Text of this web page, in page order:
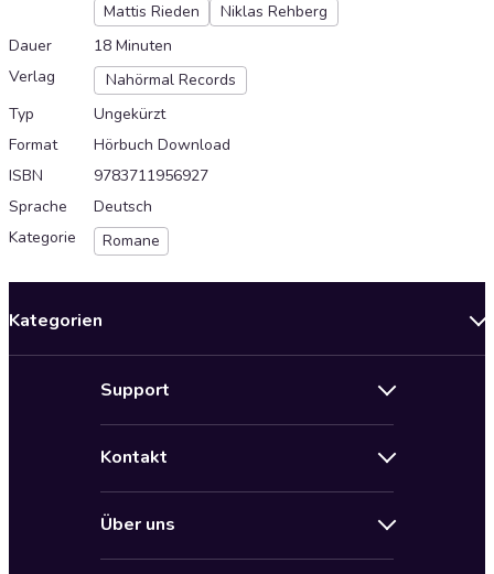
Mattis Rieden
Niklas Rehberg
Dauer
18 Minuten
Verlag
Nahörmal Records
Typ
Ungekürzt
Format
Hörbuch Download
ISBN
9783711956927
Sprache
Deutsch
Kategorie
Romane
Kategorien
by Audioteka
Support
AGB für Audioteka Abo
Kontakt
Über uns